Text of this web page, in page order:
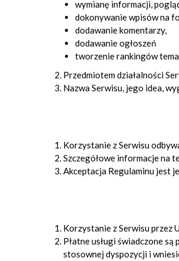
wymianę informacji,
dokonywanie wpisów na
dodawanie komentarzy,
dodawanie ogłoszeń
tworzenie rankingów
Przedmiotem działalności
Nazwa Serwisu, jego idea,
Korzystanie z Serwisu
Szczegółowe informacje na
Akceptacja Regulaminu jest
Korzystanie z Serwisu przez
Płatne usługi świadczone
stosownej dyspozycji i